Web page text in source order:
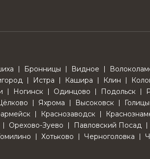
Бронницы Видное
Истра Кашира Клин
Ногинск Одинцово Подольск
Яхрома Высоковск
Краснозаводск
Орехово-Зуево
Павловский Посад
Хотьково Черноголовка